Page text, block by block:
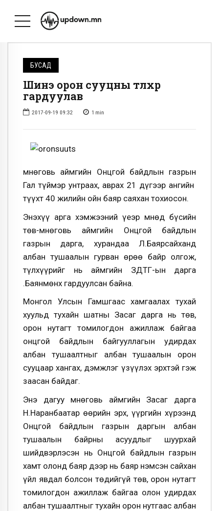
БУСАД
Шинэ орон сууцны түлхүүр
гардуулав
2017-09-19 09:32 1 min
Өмнөговь аймгийн Онцгой байдлын газрын
Гал түймэр унтраах, аврах 21 дүгээр ангийн
түүхт 40 жилийн ойн баяр саяхан тохиосон.
Энэхүү арга хэмжээний үеэр Өмнөд бүсийн
төв-Өмнөговь аймгийн Онцгой байдлын
газрын дарга, хурандаа Л.Баярсайханд
албан тушаалын гурван өрөө байр олгож,
түлхүүрийг нь аймгийн ЗДТГ-ын дарга
Ө.Баянмөнх гардуулсан байна.
Монгол Улсын Гамшгаас хамгаалах тухай
хуульд тухайн шатны Засаг дарга нь төв,
орон нутагт томилогдон ажиллаж байгаа
онцгой байдлын байгууллагын удирдах
албан тушаалтныг албан тушаалын орон
сууцаар хангах, дэмжлэг үзүүлэх эрхтэй гэж
заасан байдаг.
Энэ дагуу Өмнөговь аймгийн Засаг дарга
Н.Наранбаатар өөрийн эрх, үүргийн хүрээнд
Онцгой байдлын газрын даргын албан
тушаалын байрны асуудлыг шуурхай
шийдвэрлэсэн нь Онцгой байдлын газрын
хамт олонд баяр дээр нь баяр нэмсэн сайхан
үйл явдал болсон төдийгүй төв, орон нутагт
томилогдон ажиллаж байгаа олон удирдах
албан тушаалтныг тухайн орон нутгаас албан